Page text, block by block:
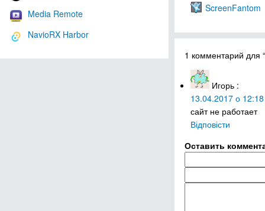
Media Remote
NavioRX Harbor
ScreenFantom
1 комментарий для
Игорь :
13.04.2017 о 12:18
сайт не работает
Відповісти
Оставить